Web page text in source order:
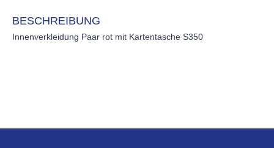
BESCHREIBUNG
Innenverkleidung Paar rot mit Kartentasche S350